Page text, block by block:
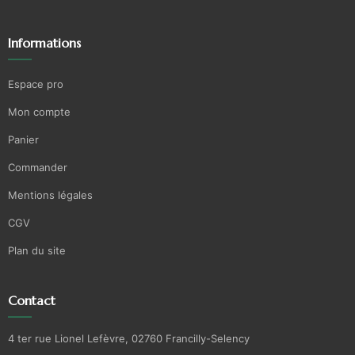
Informations
Espace pro
Mon compte
Panier
Commander
Mentions légales
CGV
Plan du site
Contact
4 ter rue Lionel Lefèvre, 02760 Francilly-Selency